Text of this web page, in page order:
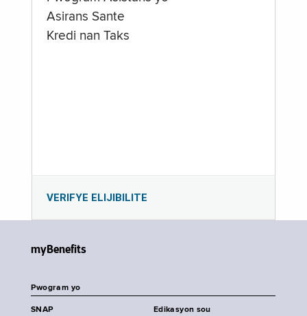
Asirans Sante
Kredi nan Taks
VERIFYE ELIJIBILITE
myBenefits
Pwogram yo
SNAP
Edikasyon sou